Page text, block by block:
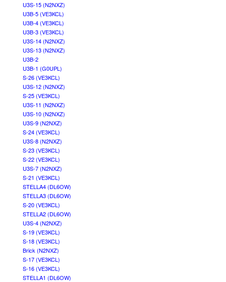
U3S-15 (N2NXZ)
U3B-5 (VE3KCL)
U3B-4 (VE3KCL)
U3B-3 (VE3KCL)
U3S-14 (N2NXZ)
U3S-13 (N2NXZ)
U3B-2
U3B-1 (G0UPL)
S-26 (VE3KCL)
U3S-12 (N2NXZ)
S-25 (VE3KCL)
U3S-11 (N2NXZ)
U3S-10 (N2NXZ)
U3S-9 (N2NXZ)
S-24 (VE3KCL)
U3S-8 (N2NXZ)
S-23 (VE3KCL)
S-22 (VE3KCL)
U3S-7 (N2NXZ)
S-21 (VE3KCL)
STELLA4 (DL6OW)
STELLA3 (DL6OW)
S-20 (VE3KCL)
STELLA2 (DL6OW)
U3S-4 (N2NXZ)
S-19 (VE3KCL)
S-18 (VE3KCL)
Brick (N2NXZ)
S-17 (VE3KCL)
S-16 (VE3KCL)
STELLA1 (DL6OW)